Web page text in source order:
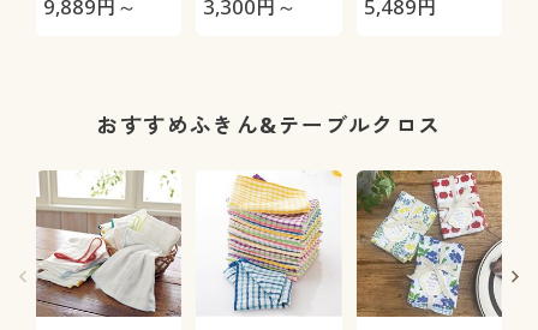
9,889円～ 3,300円～ 5,489円
おすすめふきん&テーブルクロス